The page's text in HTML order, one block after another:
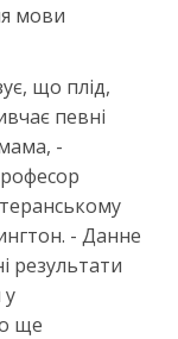
мови
що плід,
певні
-
- Данне
результати
у
ще